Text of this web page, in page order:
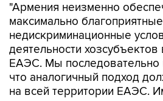
"Армения неизменно
максимально
недискриминационные
деятельности хозсубъектов
ЕАЭС. Мы последовательно
что аналогичный подход
на всей территории ЕАЭС.